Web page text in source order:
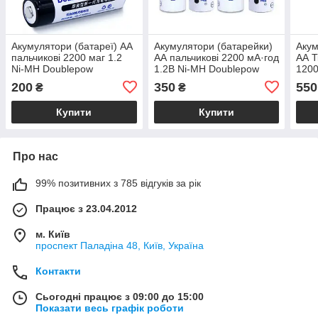
Акумулятори (батареї) АА
пальчикові 2200 маг 1.2
Ni-MH Doublepow
200 ₴
Купити
Акумулятори (батарейки)
АА пальчикові 2200 мА·год
1.2В Ni-MH Doublepow
350₴
Купити
АА
550
Про нас
99% позитивних з 785 відгуків за рік
Працює з 23.04.2012
м. Київ
проспект Паладіна 48, Київ, Україна
Контакти
Сьогодні працює з 09:00 до 15:00
Показати весь графік роботи